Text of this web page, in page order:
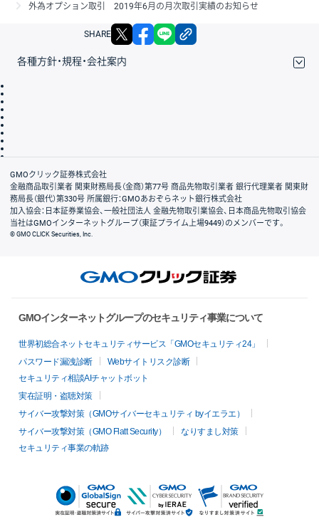
外為オプション取引 2019年6月の月次取引実績のお知らせ
SHARE X facebook
各種方針・規程・会社案内
会社案内
GMOクリック証券株式会社
金融商品取引業者 関東財務局長（金商）第77号 商品先物取引業者 銀行代理業者 関東財
務局長（銀代）第330号 所属銀行：GMOあおぞらネット銀行株式会社
加入協会：日本証券業協会、一般社団法人 金融先物取引業協会、日本商品先物取引協会
当社はGMOインターネットグループ（東証プライム上場9449）のメンバーです。
© GMO CLICK Securities, Inc.
GMOインターネットグループのセキュリティ事業について
世界初総合ネットセキュリティサービス「GMOセキュリティ24」
パスワード漏洩診断
Webサイトリスク診断
セキュリティ相談AIチャットボット
実在証明・盗聴対策
サイバー攻撃対策（GMOサイバーセキュリティ byイエラエ）
サイバー攻撃対策（GMO Flatt Security）
なりすまし対策
セキュリティ事業の軌跡